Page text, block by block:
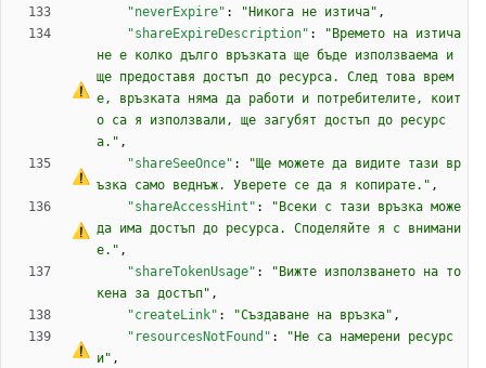
"neverExpire" : "Никога не изтича" ,
"shareExpireDescription" :
"Времето на изтича
не е колко дълго връзката ще бъде използваема и
ще предоставя достъп до ресурса. След това врем
е, връзката няма да работи и потребителите, коит
о са я използвали, ще загубят достъп до ресурс
а." ,
"shareSeeOnce" :
"Ще можете да видите тази вр
ъзка само веднъж. Уверете се да я копирате." ,
"shareAccessHint" : "Всеки с тази връзка може
да има достъп до ресурса. Споделяйте я с внимани
е." ,
"shareTokenUsage" :
"Вижте използването на то
кена за достъп" ,
"createLink" : "Създаване на връзка" ,
"resourcesNotFound" : " Не са намерени ресурс
и" ,